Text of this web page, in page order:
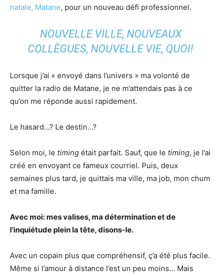
natale, Matane, pour un nouveau défi professionnel.
NOUVELLE VILLE, NOUVEAUX
COLLÈGUES, NOUVELLE VIE, QUOI!
Lorsque j’ai « envoyé dans l’univers » ma volonté de
quitter la radio de Matane, je ne m’attendais pas à ce
qu’on me réponde aussi rapidement.
Le hasard…? Le destin…?
Selon moi, le timing était parfait. Sauf, que le timing, je l’ai
créé en envoyant ce fameux courriel. Puis, deux
semaines plus tard, je quittais ma ville, ma job, mon chum
et ma famille.
Avec moi: mes valises, ma détermination et de
l’inquiétude plein la tête, disons-le.
Avec un copain plus que compréhensif, ç’a été plus facile.
Même si l’amour à distance l’est un peu moins… Mais